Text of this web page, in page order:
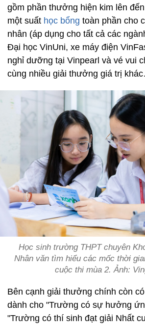
gồm phần thưởng hiện kim lên
một suất học bổng toàn phần cho
nhân (áp dụng cho tất cả các
Đại học VinUni, xe máy điện
nghỉ dưỡng tại Vinpearl và vé vui
cùng nhiều giải thưởng giá trị
Học sinh trường THPT chuyên
Nhân văn tìm hiểu các mốc thời
cuộc thi mùa 2. Ảnh:
Bên cạnh giải thưởng chính còn
dành cho "Trường có sự hưởng
"Trường có thí sinh đạt giải Nhất